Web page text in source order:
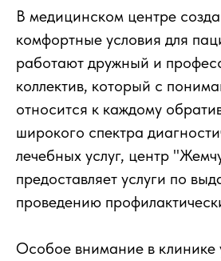
В медицинском центре
комфортные условия для
работают дружный и
коллектив, который с
относится к каждому
широкого спектра
лечебных услуг, центр
предоставляет услуги по
проведению
Особое внимание в клинике